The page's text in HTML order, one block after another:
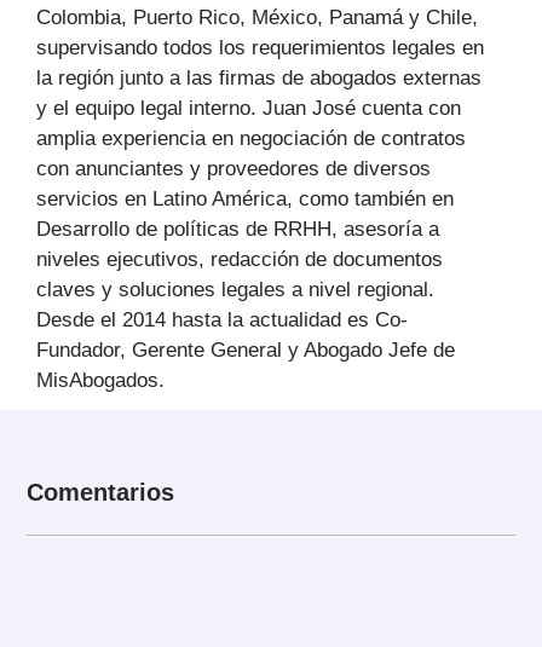
Colombia, Puerto Rico, México, Panamá y Chile,
supervisando todos los requerimientos legales en
la región junto a las firmas de abogados externas
y el equipo legal interno. Juan José cuenta con
amplia experiencia en negociación de contratos
con anunciantes y proveedores de diversos
servicios en Latino América, como también en
Desarrollo de políticas de RRHH, asesoría a
niveles ejecutivos, redacción de documentos
claves y soluciones legales a nivel regional.
Desde el 2014 hasta la actualidad es Co-
Fundador, Gerente General y Abogado Jefe de
MisAbogados.
Comentarios